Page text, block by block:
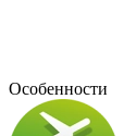
Особенности